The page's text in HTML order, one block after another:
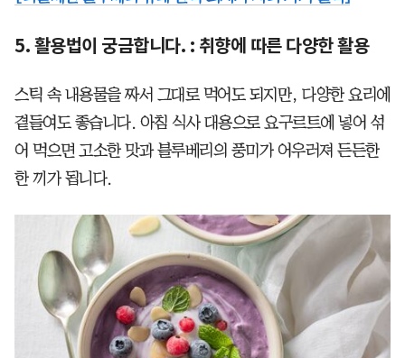
5. 활용법이 궁금합니다. : 취향에 따른 다양한 활용
스틱 속 내용물을 짜서 그대로 먹어도 되지만, 다양한 요리에
곁들여도 좋습니다. 아침 식사 대용으로 요구르트에 넣어 섞
어 먹으면 고소한 맛과 블루베리의 풍미가 어우러져 든든한
한 끼가 됩니다.